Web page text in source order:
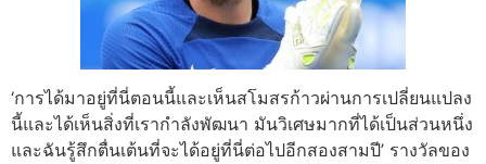
‘การได้มาอยู่ที่นี่ตอนนี้และเห็นสโมสรก้าวผ่านการเปลี่ยนแปลง
นี้และได้เห็นสิ่งที่เรากำลังพัฒนา มันวิเศษมากที่ได้เป็นส่วนหนึ่ง
และฉันรู้สึกตื่นเต้นที่จะได้อยู่ที่นี่ต่อไปอีกสองสามปี’ รางวัลของ